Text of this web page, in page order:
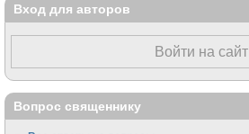
Вход для авторов
Войти на сайт
Вопрос священнику